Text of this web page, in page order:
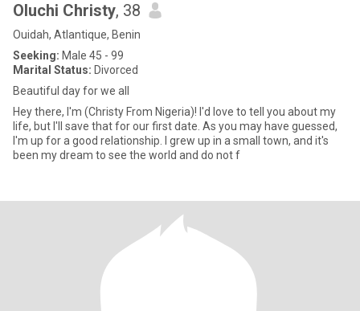
Oluchi Christy, 38
Ouidah, Atlantique, Benin
Seeking: Male 45 - 99
Marital Status: Divorced
Beautiful day for we all
Hey there, I'm (Christy From Nigeria)! I'd love to tell you about my
life, but I'll save that for our first date. As you may have guessed,
I'm up for a good relationship. I grew up in a small town, and it's
been my dream to see the world and do not f